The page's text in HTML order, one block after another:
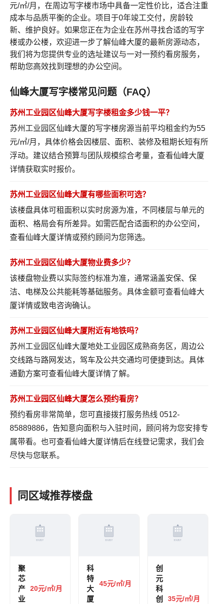
元/㎡/月，在周边写字楼市场中具备一定性价比，适合注重
成本与品质平衡的企业。项目于0年竣工交付，房龄较
新、维护良好。如果您正在为企业在苏州寻找合适的写字
楼或办公楼，欢迎进一步了解仙峰大厦的最新房源动态，
我们将为您提供专业的选址建议与一对一预约看房服务，
帮助您高效找到理想的办公空间。
仙峰大厦写字楼常见问题（FAQ）
苏州工业园区仙峰大厦写字楼租金多少钱一平？
苏州工业园区仙峰大厦的写字楼房源当前平均租金约为55
元/㎡/月，具体价格会因楼层、面积、装修及租期长短有所
浮动。建议结合预算与团队规模综合考量， 查看仙峰大厦
详情获取实时报价。
苏州工业园区仙峰大厦有哪些面积可选？
该楼盘具体可租面积以实时房源为准，不同楼层与单元的
面积、格局会有所差异。如需匹配合适面积的办公空间，
查看仙峰大厦详情或预约顾问为您筛选。
苏州工业园区仙峰大厦物业费多少？
该楼盘物业费以实际签约标准为准，通常涵盖安保、保
洁、电梯及公共能耗等基础服务。具体金额可查看仙峰大
厦详情或致电咨询确认。
苏州工业园区仙峰大厦附近有地铁吗？
苏州工业园区仙峰大厦地处工业园区成熟商务区，周边公
交线路与路网发达，驾车及公共交通均可便捷到达。具体
通勤方案可查看仙峰大厦详情了解。
苏州工业园区仙峰大厦怎么预约看房？
预约看房非常简单，您可直接拨打服务热线 0512-
85889886，告知意向面积与入驻时间，顾问将为您安排专
属带看。也可查看仙峰大厦详情后在线登记需求，我们会
尽快与您联系。
同区域推荐楼盘
聚
芯
产
业
20元/㎡/月
科
特
大
厦
45元/㎡/月
创
元
科
创
35元/㎡/月